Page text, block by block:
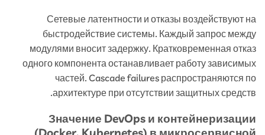
Сетевые латентности и отказы воздействуют на
быстродействие системы. Каждый запрос между
модулями вносит задержку. Кратковременная отказ
одного компонента останавливает работу зависимых
частей. Cascade failures распространяются по
архитектуре при отсутствии защитных средств.
Значение DevOps и контейнеризации